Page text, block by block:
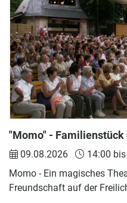
"Momo" -
09.08.2026
14:00
Momo - Ein magisches
Freundschaft auf der